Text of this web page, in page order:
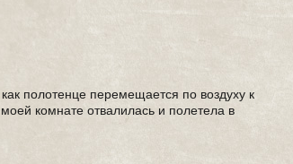
полотенце перемещается по воздуху к
комнате отвалилась и полетела в